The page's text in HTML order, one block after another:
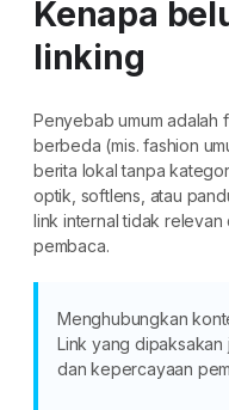
Kenapa
linking
Penyebab umum adalah
berbeda (mis. fashion
berita lokal tanpa
optik, softlens, atau
link internal tidak
pembaca.
Menghubungkan
Link yang dipaksakan
dan kepercayaan